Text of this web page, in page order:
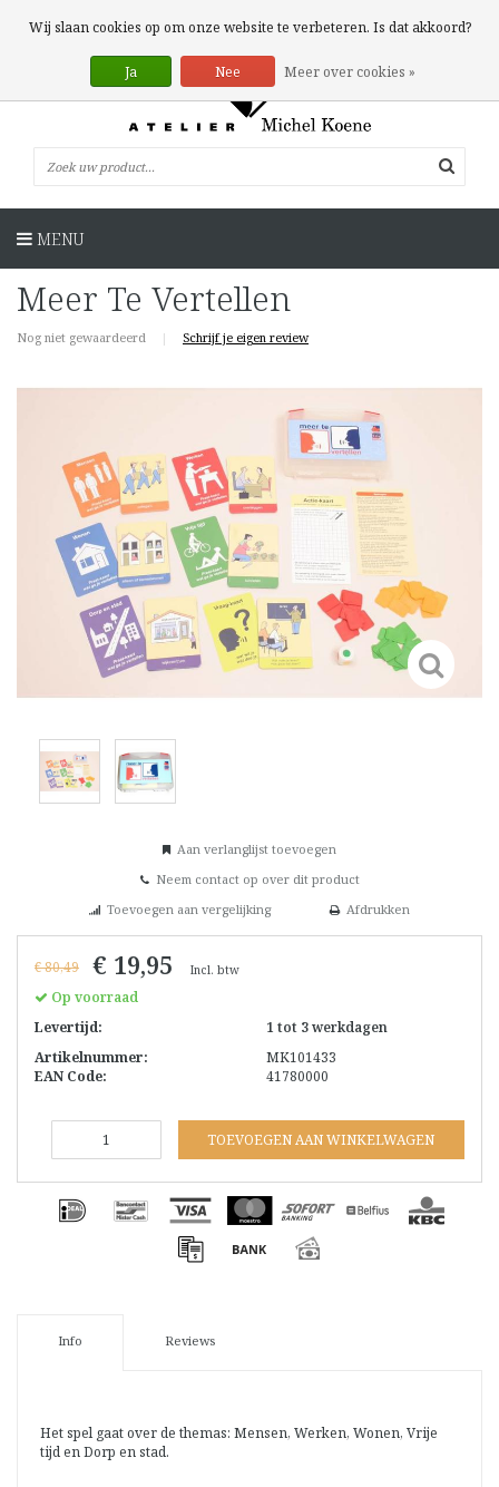
0 Artikelen
MENU
Meer Te Vertellen
Nog niet gewaardeerd | Schrijf je eigen review
Aan verlanglijst toevoegen
Neem contact op over dit product
Toevoegen aan vergelijking
Afdrukken
€ 80,49 € 19,95 Incl. btw
Op voorraad
Levertijd:
1 tot 3 werkdagen
Artikelnummer:
MK101433
EAN Code:
41780000
TOEVOEGEN AAN WINKELWAGEN
Info Reviews
Het spel gaat over de themas: Mensen, Werken, Wonen, Vrije
tijd en Dorp en stad.
Wij slaan cookies op om onze website te verbeteren. Is dat akkoord?
Ja Nee Meer over cookies »